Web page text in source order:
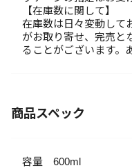
【在庫数に関して】
在庫数は日々変動して
がお取り寄せ、完売と
ることがございます。
商品スペック
容量 600ml